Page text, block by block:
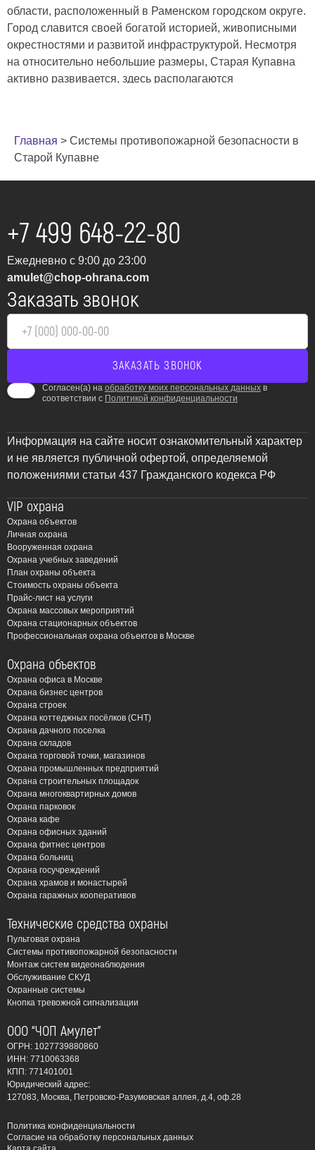
области, расположенный в Раменском городском округе.
Город славится своей богатой историей, живописными
окрестностями и развитой инфраструктурой. Несмотря
на относительно небольшие размеры, Старая Купавна
активно развивается, здесь располагаются
безопасности приобретает особую актуальность.
Увеличение количества объектов и людей требует
надежных систем, способных оперативно обнаруживать
Комплексные решения по
пожарной безопасности
для Старой Купавны от
ЧОП “Амулет”
ЧОП “Амулет” предлагает полный спектр услуг по
проектированию, монтажу, обслуживанию и ремонту
систем пожарной сигнализации в Старой Купавне и
близлежащих населенных пунктах. Мы понимаем, что
индивидуальные решения, соответствующие
требованиям нормативных документов и специфике
вашего бизнеса или жилища.
Почему важна своевременная
установка пожарной
сигнализации?
Пожар – это не только материальный ущерб, но и угроза
жизни людей. Современные системы пожарной
сигнализации позволяют:
Раннее обнаружение возгорания: Датчики дыма,
пожара, позволяя оперативно принять меры.
Автоматическое оповещение: Система
автоматически оповещает людей о пожаре, давая
им время на эвакуацию.
Автоматическое пожаротушение: В некоторых
случаях система может автоматически
активировать системы пожаротушения, такие как
спринклерные установки или газовое
пожаротушение.
Снижение рисков и ущерба: Своевременное
обнаружение и тушение пожара позволяет
минимизировать материальный ущерб и
предотвратить распространение огня.
Соответствие требованиям законодательства:
Установка пожарной сигнализации является
обязательным требованием для многих объектов,
согласно действующим нормам и правилам
пожарной безопасности.
Виды систем пожарной
сигнализации, которые мы
устанавливаем:
Автоматические пожарные сигнализации (АПС):
Наиболее распространенный тип систем,
предназначенный для автоматического
обнаружения пожара и оповещения о нем.
Адресно-аналоговые системы: Позволяют точно
определить место возникновения пожара, что
Главная > Системы противопожарной безопасности в
Старой Купавне
+7 499 648-22-80
Ежедневно с 9:00 до 23:00
amulet@chop-ohrana.com
Заказать звонок
Согласен(а) на обработку моих персональных данных в
соответствии с Политикой конфиденциальности
Информация на сайте носит ознакомительный характер
и не является публичной офертой, определяемой
положениями статьи 437 Гражданского кодекса РФ
VIP охрана
Охрана объектов
Личная охрана
Вооруженная охрана
Охрана учебных заведений
План охраны объекта
Стоимость охраны объекта
Прайс-лист на услуги
Охрана массовых мероприятий
Охрана стационарных объектов
Профессиональная охрана объектов в Москве
Охрана объектов
Охрана офиса в Москве
Охрана бизнес центров
Охрана строек
Охрана коттеджных посёлков (СНТ)
Охрана дачного поселка
Охрана складов
Охрана торговой точки, магазинов
Охрана промышленных предприятий
Охрана строительных площадок
Охрана многоквартирных домов
Охрана парковок
Охрана кафе
Охрана офисных зданий
Охрана фитнес центров
Охрана больниц
Охрана госучреждений
Охрана храмов и монастырей
Охрана гаражных кооперативов
Технические средства охраны
Пультовая охрана
Системы противопожарной безопасности
Монтаж систем видеонаблюдения
Обслуживание СКУД
Охранные системы
Кнопка тревожной сигнализации
ООО “ЧОП Амулет”
ОГРН: 1027739880860
ИНН: 7710063368
КПП: 771401001
Юридический адрес:
127083, Москва, Петровско-Разумовская аллея, д.4, оф.28
Политика конфиденциальности
Согласие на обработку персональных данных